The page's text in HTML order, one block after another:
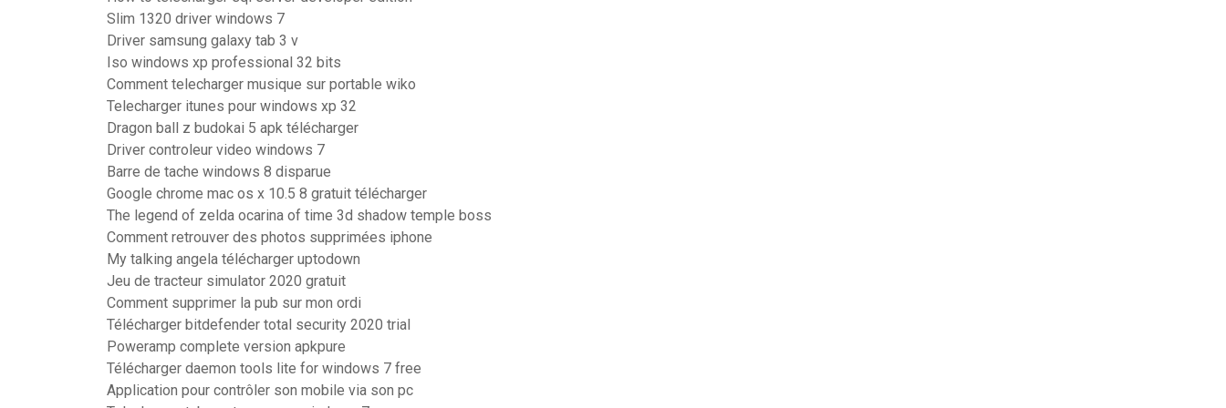
Slim 1320 driver windows 7
Driver samsung galaxy tab 3 v
Iso windows xp professional 32 bits
Comment telecharger musique sur portable wiko
Telecharger itunes pour windows xp 32
Dragon ball z budokai 5 apk télécharger
Driver controleur video windows 7
Barre de tache windows 8 disparue
Google chrome mac os x 10.5 8 gratuit télécharger
The legend of zelda ocarina of time 3d shadow temple boss
Comment retrouver des photos supprimées iphone
My talking angela télécharger uptodown
Jeu de tracteur simulator 2020 gratuit
Comment supprimer la pub sur mon ordi
Télécharger bitdefender total security 2020 trial
Poweramp complete version apkpure
Télécharger daemon tools lite for windows 7 free
Application pour contrôler son mobile via son pc